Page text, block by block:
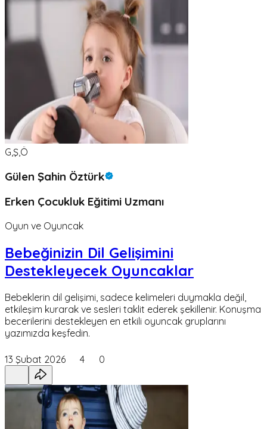
G,Ş,Ö
Gülen Şahin Öztürk
Erken Çocukluk Eğitimi Uzmanı
Oyun ve Oyuncak
Bebeğinizin Dil Gelişimini
Destekleyecek Oyuncaklar
Bebeklerin dil gelişimi, sadece kelimeleri duymakla değil,
etkileşim kurarak ve sesleri taklit ederek şekillenir. Konuşma
becerilerini destekleyen en etkili oyuncak gruplarını
yazımızda keşfedin.
13 Şubat 2026 4 0